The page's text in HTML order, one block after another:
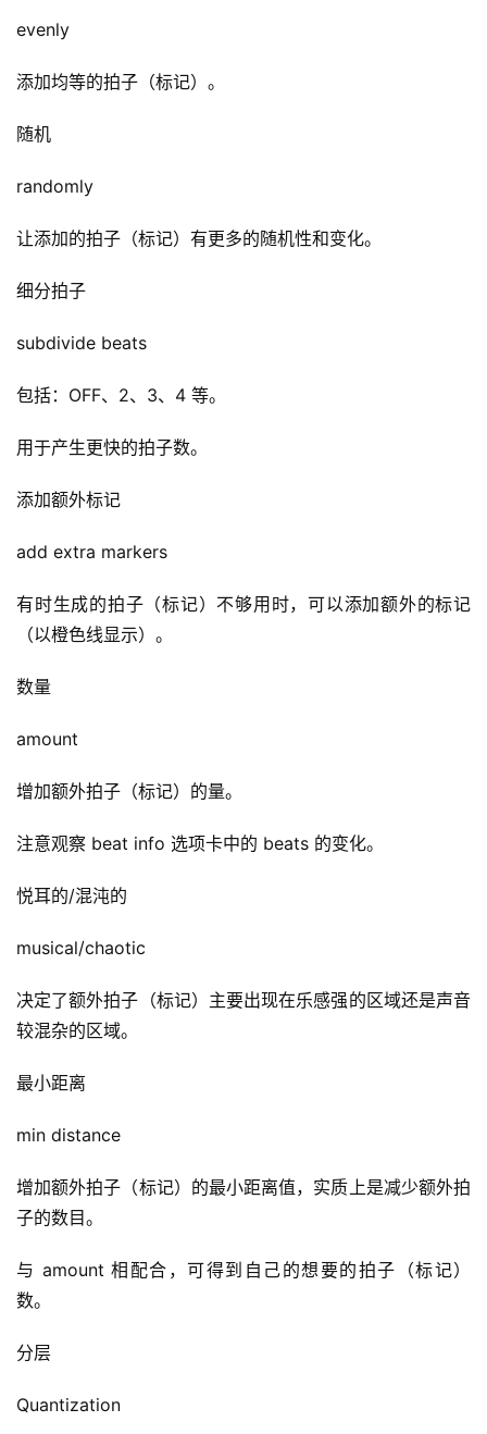
evenly
添加均等的拍子（标记）。
随机
randomly
让添加的拍子（标记）有更多的随机性和变化。
细分拍子
subdivide beats
包括：OFF、2、3、4 等。
用于产生更快的拍子数。
添加额外标记
add extra markers
有时生成的拍子（标记）不够用时，可以添加额外的标记
（以橙色线显示）。
数量
amount
增加额外拍子（标记）的量。
注意观察 beat info 选项卡中的 beats 的变化。
悦耳的/混沌的
musical/chaotic
决定了额外拍子（标记）主要出现在乐感强的区域还是声音
较混杂的区域。
最小距离
min distance
增加额外拍子（标记）的最小距离值，实质上是减少额外拍
子的数目。
与 amount 相配合，可得到自己的想要的拍子（标记）
数。
分层
Quantization